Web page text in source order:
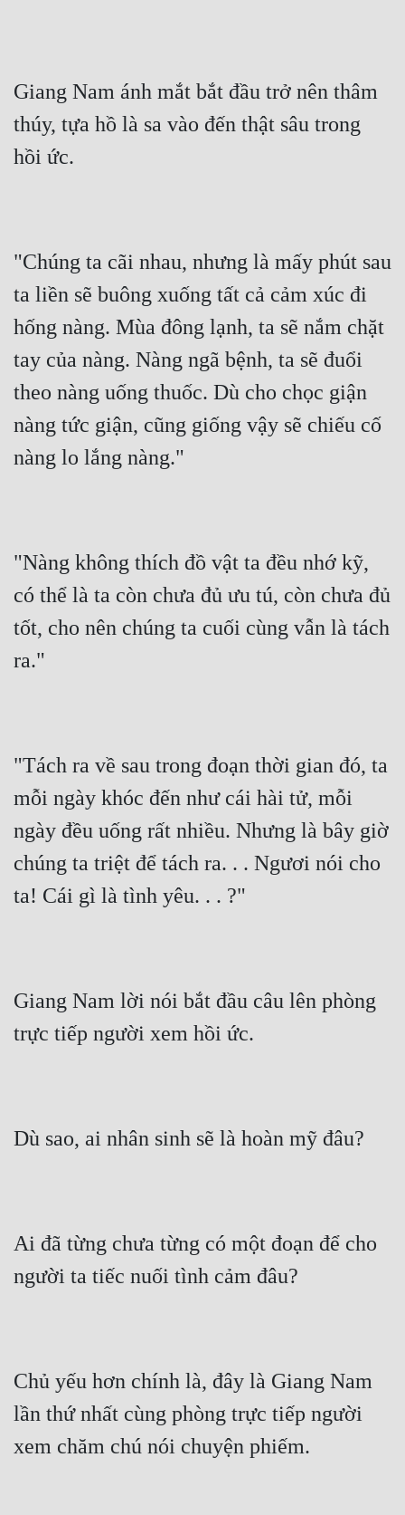
Nữ Cường
Phản Phái
Quan Trường
Quân Sự
Sảng Văn
Sắc
Sủng
Thanh Xuân
Trinh Thám
Trùng Sinh
Tu Tiên
Tội Phạm
Vô Địch
Võ Hiệp
Võng Du
Xuyên Sách
Truyện Nam
Truyện Nữ
Vô Địch Lưu
Giang Nam ánh mắt bắt đầu trở nên thâm
thúy, tựa hồ là sa vào đến thật sâu trong
hồi ức.
"Chúng ta cãi nhau, nhưng là mấy phút sau
ta liền sẽ buông xuống tất cả cảm xúc đi
hống nàng. Mùa đông lạnh, ta sẽ nắm chặt
tay của nàng. Nàng ngã bệnh, ta sẽ đuổi
theo nàng uống thuốc. Dù cho chọc giận
nàng tức giận, cũng giống vậy sẽ chiếu cố
nàng lo lắng nàng."
"Nàng không thích đồ vật ta đều nhớ kỹ,
có thể là ta còn chưa đủ ưu tú, còn chưa đủ
tốt, cho nên chúng ta cuối cùng vẫn là tách
ra."
"Tách ra về sau trong đoạn thời gian đó, ta
mỗi ngày khóc đến như cái hài tử, mỗi
ngày đều uống rất nhiều. Nhưng là bây giờ
chúng ta triệt để tách ra. . . Ngươi nói cho
ta! Cái gì là tình yêu. . . ?"
Giang Nam lời nói bắt đầu câu lên phòng
trực tiếp người xem hồi ức.
Dù sao, ai nhân sinh sẽ là hoàn mỹ đâu?
Ai đã từng chưa từng có một đoạn để cho
người ta tiếc nuối tình cảm đâu?
Chủ yếu hơn chính là, đây là Giang Nam
lần thứ nhất cùng phòng trực tiếp người
xem chăm chú nói chuyện phiếm.